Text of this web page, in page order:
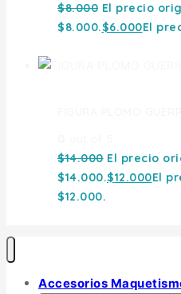
$8.000 El precio
$8.000.$6.000El
$14.000 El precio
$14.000.$12.000El
$12.000.
Accesorios